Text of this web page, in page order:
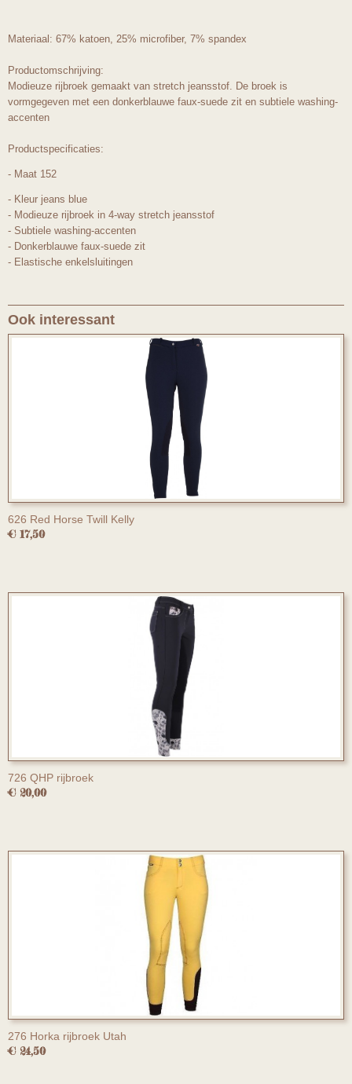
Materiaal: 67% katoen, 25% microfiber, 7% spandex
Productomschrijving:
Modieuze rijbroek gemaakt van stretch jeansstof. De broek is
vormgegeven met een donkerblauwe faux-suede zit en subtiele washing-
accenten
Productspecificaties:
- Maat 152
- Kleur jeans blue
- Modieuze rijbroek in 4-way stretch jeansstof
- Subtiele washing-accenten
- Donkerblauwe faux-suede zit
- Elastische enkelsluitingen
Ook interessant
626 Red Horse Twill Kelly
€ 17,50
726 QHP rijbroek
€ 20,00
276 Horka rijbroek Utah
€ 24,50